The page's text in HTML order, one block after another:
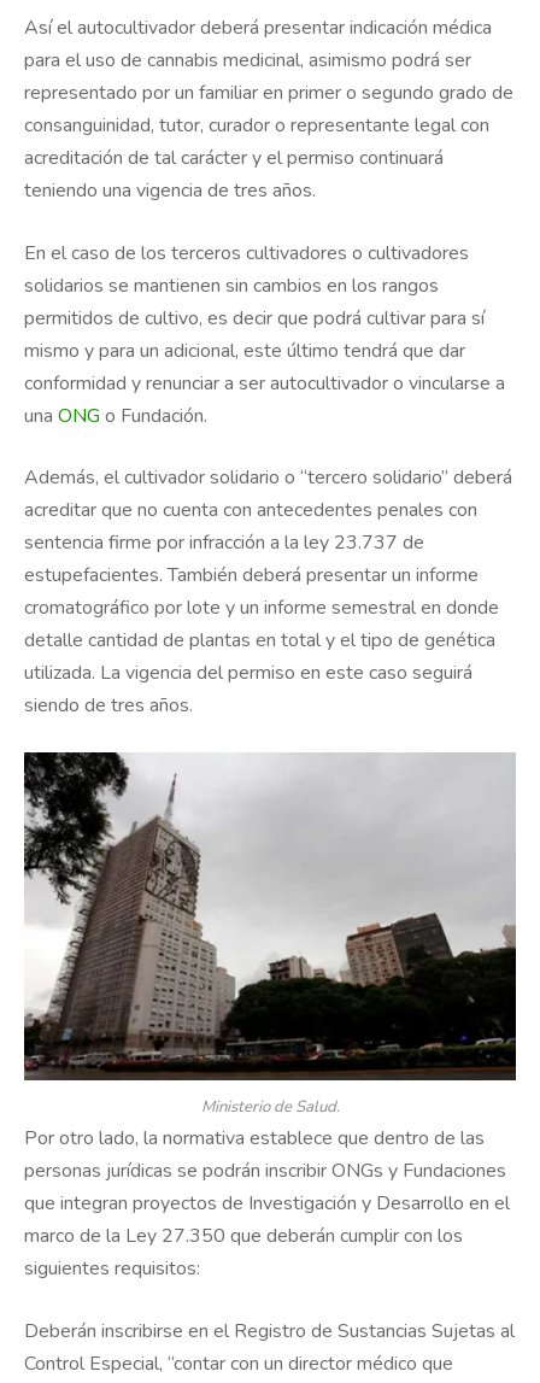
Así el autocultivador deberá presentar indicación médica
para el uso de cannabis medicinal, asimismo podrá ser
representado por un familiar en primer o segundo grado de
consanguinidad, tutor, curador o representante legal con
acreditación de tal carácter y el permiso continuará
teniendo una vigencia de tres años.
En el caso de los terceros cultivadores o cultivadores
solidarios se mantienen sin cambios en los rangos
permitidos de cultivo, es decir que podrá cultivar para sí
mismo y para un adicional, este último tendrá que dar
conformidad y renunciar a ser autocultivador o vincularse a
una ONG o Fundación.
Además, el cultivador solidario o “tercero solidario” deberá
acreditar que no cuenta con antecedentes penales con
sentencia firme por infracción a la ley 23.737 de
estupefacientes. También deberá presentar un informe
cromatográfico por lote y un informe semestral en donde
detalle cantidad de plantas en total y el tipo de genética
utilizada. La vigencia del permiso en este caso seguirá
siendo de tres años.
Ministerio de Salud.
Por otro lado, la normativa establece que dentro de las
personas jurídicas se podrán inscribir ONGs y Fundaciones
que integran proyectos de Investigación y Desarrollo en el
marco de la Ley 27.350 que deberán cumplir con los
siguientes requisitos:
Deberán inscribirse en el Registro de Sustancias Sujetas al
Control Especial, “contar con un director médico que